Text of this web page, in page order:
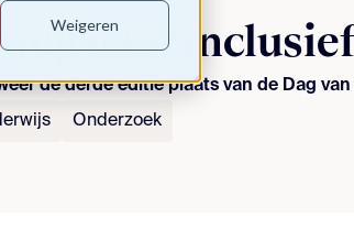
Weigerennaar
de derde editie plaats van de Dag van
Onderzoek